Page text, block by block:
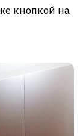
кнопкой на